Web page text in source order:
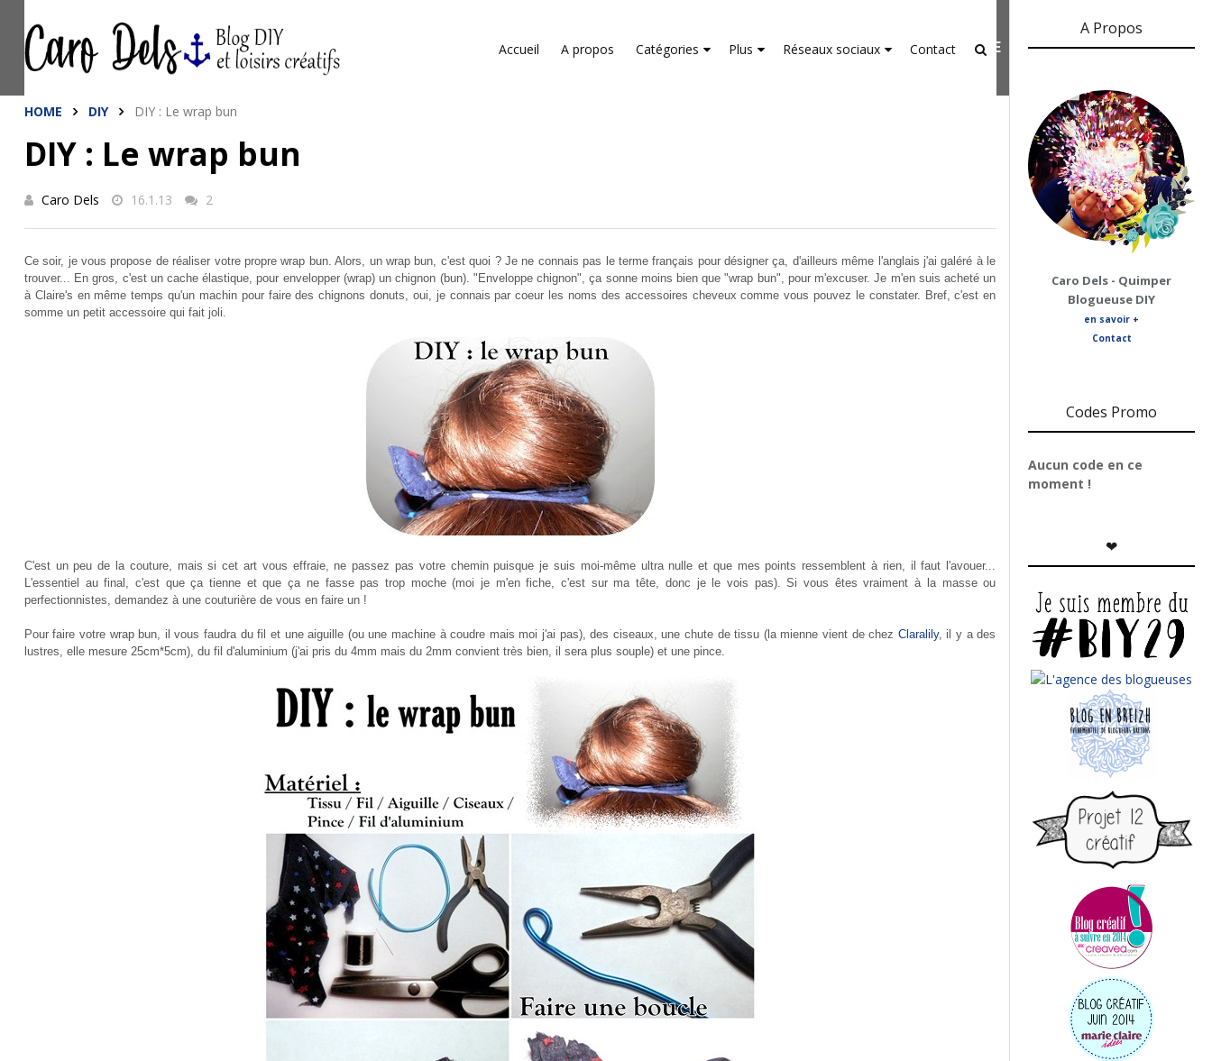
Accueil A propos Catégories Plus Réseaux sociaux Contact
HOME DIY DIY : Le wrap bun
DIY : Le wrap bun
Caro Dels 16.1.13 2
Ce soir, je vous propose de réaliser votre propre wrap bun. Alors, un wrap bun, c'est quoi ? Je ne connais pas le terme français pour désigner ça, d'ailleurs même l'anglais j'ai galéré à le
trouver... En gros, c'est un cache élastique, pour envelopper (wrap) un chignon (bun). "Enveloppe chignon", ça sonne moins bien que "wrap bun", pour m'excuser. Je m'en suis acheté un
à Claire's en même temps qu'un machin pour faire des chignons donuts, oui, je connais par coeur les noms des accessoires cheveux comme vous pouvez le constater. Bref, c'est en
somme un petit accessoire qui fait joli.
C'est un peu de la couture, mais si cet art vous effraie, ne passez pas votre chemin puisque je suis moi-même ultra nulle et que mes points ressemblent à rien, il faut l'avouer...
L'essentiel au final, c'est que ça tienne et que ça ne fasse pas trop moche (moi je m'en fiche, c'est sur ma tête, donc je le vois pas). Si vous êtes vraiment à la masse ou
perfectionnistes, demandez à une couturière de vous en faire un !
Pour faire votre wrap bun, il vous faudra du fil et une aiguille (ou une machine à coudre mais moi j'ai pas), des ciseaux, une chute de tissu (la mienne vient de chez Claralily, il y a des
lustres, elle mesure 25cm*5cm), du fil d'aluminium (j'ai pris du 4mm mais du 2mm convient très bien, il sera plus souple) et une pince.
A Propos
Caro Dels - Quimper
Blogueuse DIY
en savoir +
Contact
Codes Promo
Aucun code en ce
moment !
❤
This site uses cookies from Google to deliver its services and to analyze traffic. Your IP address and user-agent
are shared with Google along with performance and security metrics to ensure quality of service, generate usage
statistics, and to detect and address abuse.
LEARN MORE GOT IT